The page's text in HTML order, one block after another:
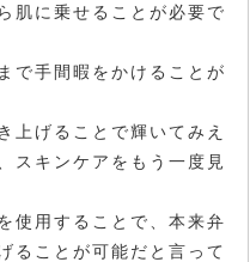
肌に乗せることが必要で
で手間暇をかけることが
上げることで輝いてみえ
スキンケアをもう一度見
使用することで、本来弁
ることが可能だと言って